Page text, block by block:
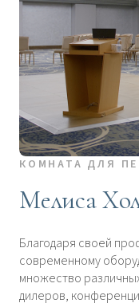
КОМНАТА ДЛЯ
Мелиса
Благодаря своей
современному
множество
дилеров,